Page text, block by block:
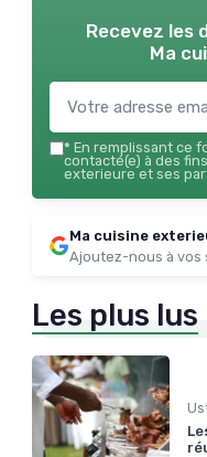
Recevez les
Ma
* En remplissant ce
contacté(e) à des
exterieure et ses
Ma cuisine
Ajoutez-nous à vos
Les plus lus